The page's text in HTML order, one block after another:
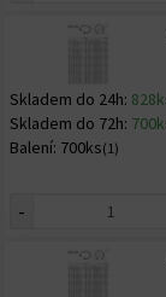
Skladem do 24h:
Skladem do 72h:
Balení: 700ks(1)
-